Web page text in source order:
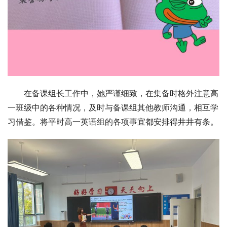
在备课组长工作中，她严谨细致，在集备时格外注意高
一班级中的各种情况，及时与备课组其他教师沟通，相互学
习借鉴。将平时高一英语组的各项事宜都安排得井井有条。